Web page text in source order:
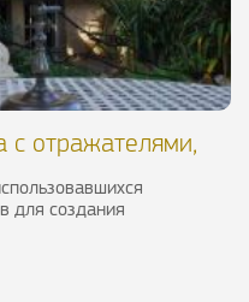
с отражателями,
для создания